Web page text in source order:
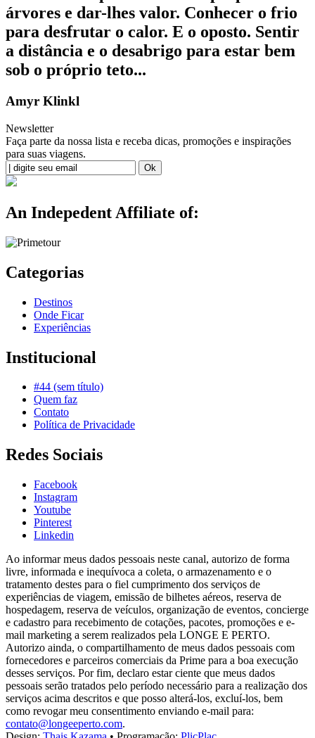
árvores e dar-lhes valor. Conhecer o frio
para desfrutar o calor. E o oposto. Sentir
a distância e o desabrigo para estar bem
sob o próprio teto...
Amyr Klinkl
Newsletter
Faça parte da nossa lista e receba dicas, promoções e inspirações
para suas viagens.
An Indepedent Affiliate of:
Categorias
Destinos
Onde Ficar
Experiências
Institucional
#44 (sem título)
Quem faz
Contato
Política de Privacidade
Redes Sociais
Facebook
Instagram
Youtube
Pinterest
Linkedin
Ao informar meus dados pessoais neste canal, autorizo de forma
livre, informada e inequívoca a coleta, o armazenamento e o
tratamento destes para o fiel cumprimento dos serviços de
experiências de viagem, emissão de bilhetes aéreos, reserva de
hospedagem, reserva de veículos, organização de eventos, concierge
e cadastro para recebimento de cotações, pacotes, promoções e e-
mail marketing a serem realizados pela LONGE E PERTO.
Autorizo ainda, o compartilhamento de meus dados pessoais com
fornecedores e parceiros comerciais da Prime para a boa execução
desses serviços. Por fim, declaro estar ciente que meus dados
pessoais serão tratados pelo período necessário para a realização dos
serviços acima descritos e que posso alterá-los, excluí-los, bem
como revogar meu consentimento enviando e-mail para:
contato@longeeperto.com.